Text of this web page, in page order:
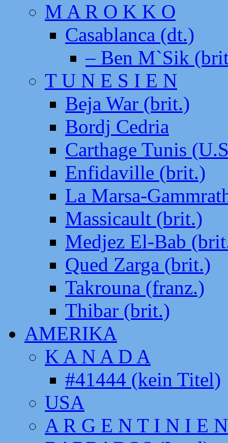
M A R O K K O
Casablanca (dt.)
– Ben M`Sik
T U N E S I E N
Beja War (brit.)
Bordj Cedria
Carthage Tunis
Enfidaville (brit.)
La Marsa-
Massicault (brit.)
Medjez El-Bab
Qued Zarga (brit.)
Takrouna (franz.)
Thibar (brit.)
AMERIKA
K A N A D A
#41444 (kein Titel)
USA
A R G E N T I N I E N